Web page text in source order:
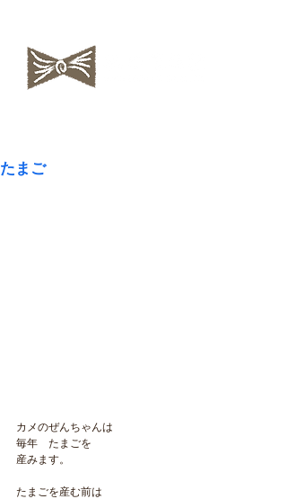
たまご
カメのぜんちゃんは
毎年　たまごを
産みます。
たまごを産む前は